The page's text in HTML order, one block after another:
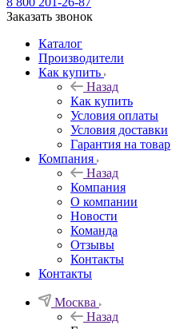
Заказать звонок
Каталог
Производители
Как купить
Назад
Как купить
Условия оплаты
Условия доставки
Гарантия на товар
Компания
Назад
Компания
О компании
Новости
Команда
Отзывы
Контакты
Контакты
Москва
Назад